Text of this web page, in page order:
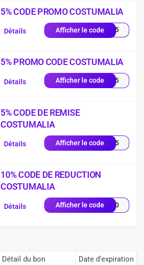
5% CODE PROMO COSTUMALIA
Afficher le codeTTT5
Détails
5% PROMO CODE COSTUMALIA
Afficher le codeRTT5
Détails
5% CODE DE REMISE
COSTUMALIA
Afficher le codeFRW5
Détails
10% CODE DE REDUCTION
COSTUMALIA
Afficher le codeRW10
Détails
Détail du bon Date d'expiration